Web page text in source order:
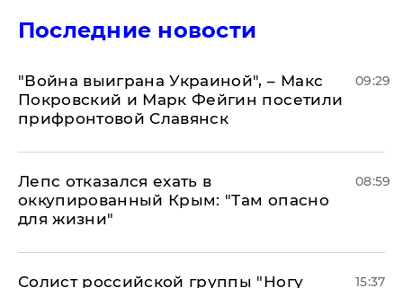
Последние новости
"Война выиграна Украиной", – Макс
Покровский и Марк Фейгин посетили
прифронтовой Славянск
09:29
Лепс отказался ехать в
оккупированный Крым: "Там опасно
для жизни"
08:59
Солист российской группы "Ногу
15:37